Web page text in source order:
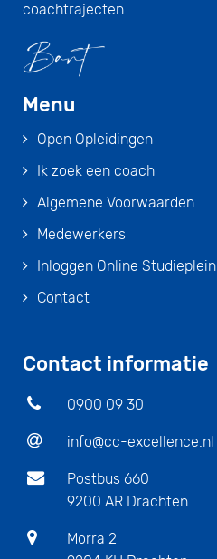
coachtrajecten.
Menu
Open Opleidingen
Ik zoek een coach
Algemene Voorwaarden
Medewerkers
Inloggen Online Studieplein
Contact
Contact informatie
0900 09 30
info@cc-excellence.nl
Postbus 660
9200 AR Drachten
Morra 2